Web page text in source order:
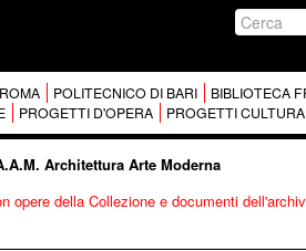
POLITECNICO DI BARI
BIBLIOTECA
PROGETTI D'OPERA PROGETTI
Architettura Arte Moderna
opere della Collezione e documenti